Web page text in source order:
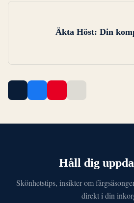
Äkta Höst: Din
Håll dig
Skönhetstips, insikter om
direkt i din